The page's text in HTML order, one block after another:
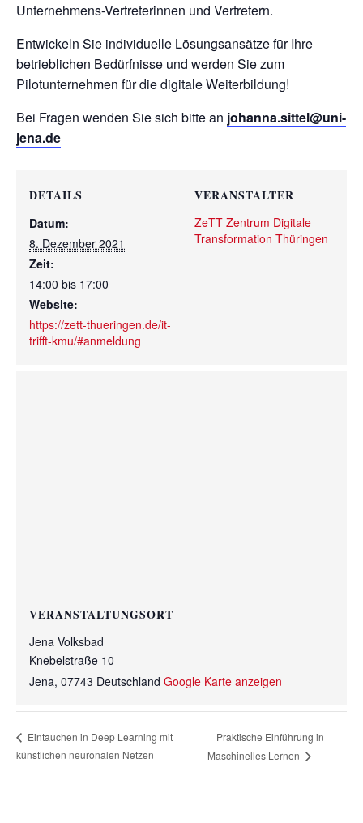
Unternehmens-Vertreterinnen und Vertretern.
Entwickeln Sie individuelle Lösungsansätze für Ihre
betrieblichen Bedürfnisse und werden Sie zum
Pilotunternehmen für die digitale Weiterbildung!
Bei Fragen wenden Sie sich bitte an johanna.sittel@uni-
jena.de
DETAILS
Datum:
8. Dezember 2021
Zeit:
14:00 bis 17:00
Website:
https://zett-thueringen.de/it-
trifft-kmu/#anmeldung
VERANSTALTER
ZeTT Zentrum Digitale
Transformation Thüringen
VERANSTALTUNGSORT
Jena Volksbad
Knebelstraße 10
Jena, 07743 Deutschland Google Karte anzeigen
Eintauchen in Deep Learning mit
künstlichen neuronalen Netzen
Praktische Einführung in
Maschinelles Lernen